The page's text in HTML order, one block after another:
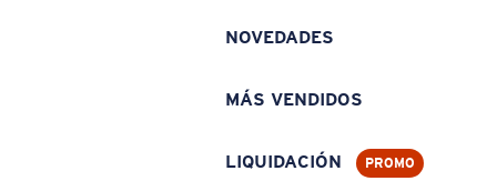
NOVEDADES
MÁS VENDIDOS
LIQUIDACIÓN PROMO